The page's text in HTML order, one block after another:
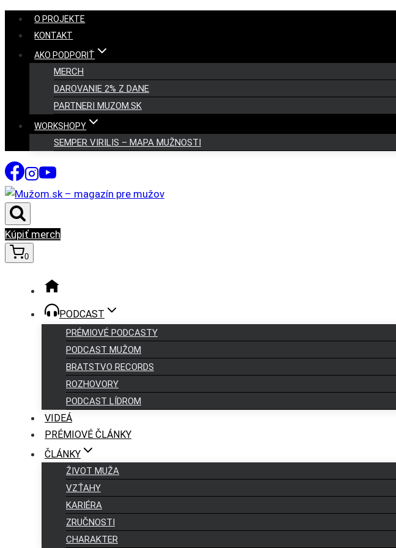
Skip
content
O PROJEKTE
KONTAKT
AKO PODPORIŤ
MERCH
DAROVANIE 2% Z DANE
PARTNERI MUZOM.SK
WORKSHOPY
SEMPER VIRILIS – MAPA MUŽNOSTI
Kúpiť merch
0
PODCAST
PRÉMIOVÉ PODCASTY
PODCAST MUŽOM
BRATSTVO RECORDS
ROZHOVORY
PODCAST LÍDROM
VIDEÁ
PRÉMIOVÉ ČLÁNKY
ČLÁNKY
ŽIVOT MUŽA
VZŤAHY
KARIÉRA
ZRUČNOSTI
CHARAKTER